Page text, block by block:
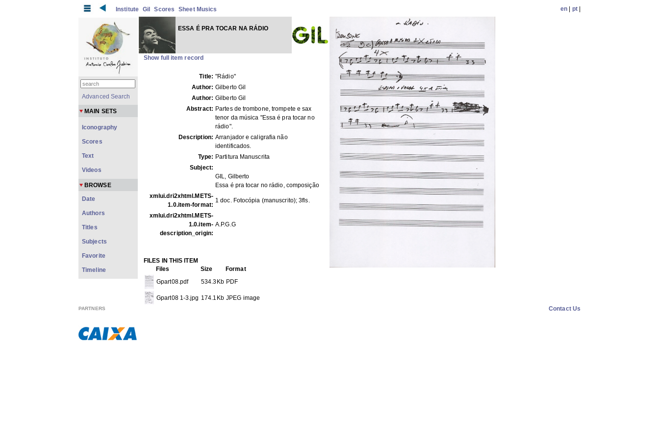
Institute Gil Scores Sheet Musics en pt|
ESSA É PRA TOCAR NA RÁDIO
Show full item record
Title: "Rádio"
Author: Gilberto Gil
Author: Gilberto Gil
Abstract: Partes de trombone, trompete e sax
tenor da música "Essa é pra tocar no
rádio".
Description: Arranjador e caligrafia não
identificados.
Type: Partitura Manuscrita
Subject:
GIL, Gilberto
Essa é pra tocar no rádio, composição
xmlui.dri2xhtml.METS-
1.0.item-format:
1 doc. Fotocópia (manuscrito); 3fls.
xmlui.dri2xhtml.METS-
1.0.item-
description_origin:
A.P.G.G
FILES IN THIS ITEM
Files
Size
Format
Gpart08.pdf
534.3Kb PDF
Gpart08 1-3.jpg 174.1Kb JPEG image
Advanced Search
MAIN SETS
Iconography
Scores
Text
Videos
BROWSE
Date
Authors
Titles
Subjects
Favorite
Timeline
PARTNERS Contact Us